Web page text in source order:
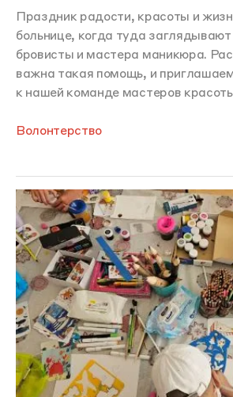
Праздник радости, красоты и
больнице, когда туда
бровисты и мастера маникюра.
важна такая помощь, и
к нашей команде мастеров
Волонтерство